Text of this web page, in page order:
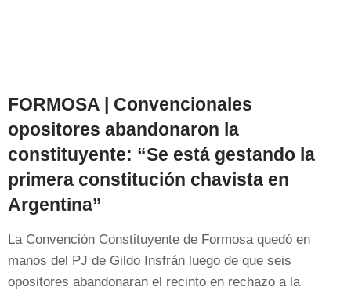
FORMOSA | Convencionales
opositores abandonaron la
constituyente: “Se está gestando la
primera constitución chavista en
Argentina”
La Convención Constituyente de Formosa quedó en
manos del PJ de Gildo Insfrán luego de que seis
opositores abandonaran el recinto en rechazo a la